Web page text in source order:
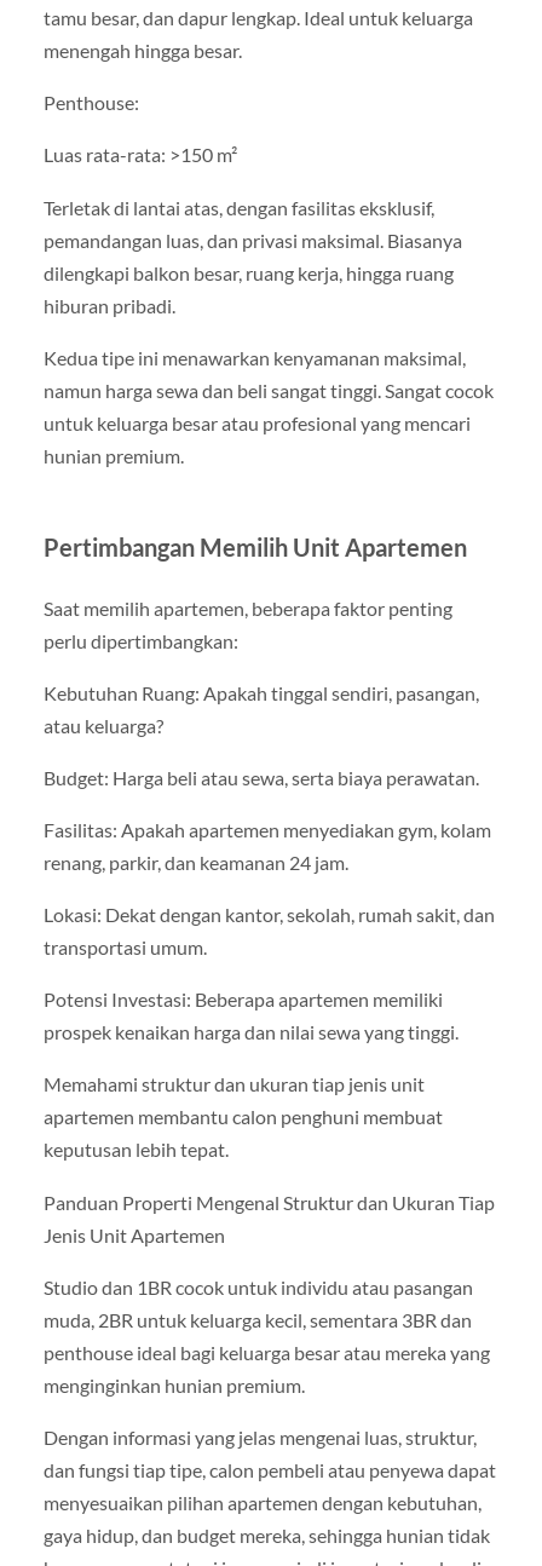
tamu besar, dan dapur lengkap. Ideal untuk keluarga
menengah hingga besar.
Penthouse:
Luas rata-rata: >150 m²
Terletak di lantai atas, dengan fasilitas eksklusif,
pemandangan luas, dan privasi maksimal. Biasanya
dilengkapi balkon besar, ruang kerja, hingga ruang
hiburan pribadi.
Kedua tipe ini menawarkan kenyamanan maksimal,
namun harga sewa dan beli sangat tinggi. Sangat cocok
untuk keluarga besar atau profesional yang mencari
hunian premium.
Pertimbangan Memilih Unit Apartemen
Saat memilih apartemen, beberapa faktor penting
perlu dipertimbangkan:
Kebutuhan Ruang: Apakah tinggal sendiri, pasangan,
atau keluarga?
Budget: Harga beli atau sewa, serta biaya perawatan.
Fasilitas: Apakah apartemen menyediakan gym, kolam
renang, parkir, dan keamanan 24 jam.
Lokasi: Dekat dengan kantor, sekolah, rumah sakit, dan
transportasi umum.
Potensi Investasi: Beberapa apartemen memiliki
prospek kenaikan harga dan nilai sewa yang tinggi.
Memahami struktur dan ukuran tiap jenis unit
apartemen membantu calon penghuni membuat
keputusan lebih tepat.
Panduan Properti Mengenal Struktur dan Ukuran Tiap
Jenis Unit Apartemen
Studio dan 1BR cocok untuk individu atau pasangan
muda, 2BR untuk keluarga kecil, sementara 3BR dan
penthouse ideal bagi keluarga besar atau mereka yang
menginginkan hunian premium.
Dengan informasi yang jelas mengenai luas, struktur,
dan fungsi tiap tipe, calon pembeli atau penyewa dapat
menyesuaikan pilihan apartemen dengan kebutuhan,
gaya hidup, dan budget mereka, sehingga hunian tidak